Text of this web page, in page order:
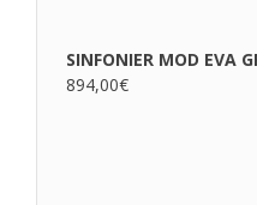
SINFONIER MOD EVA
894,00€